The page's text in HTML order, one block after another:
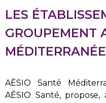
LES
GROUPEMENT
MÉDITERRANÉE
AÉSIO Santé
AÉSIO Santé,